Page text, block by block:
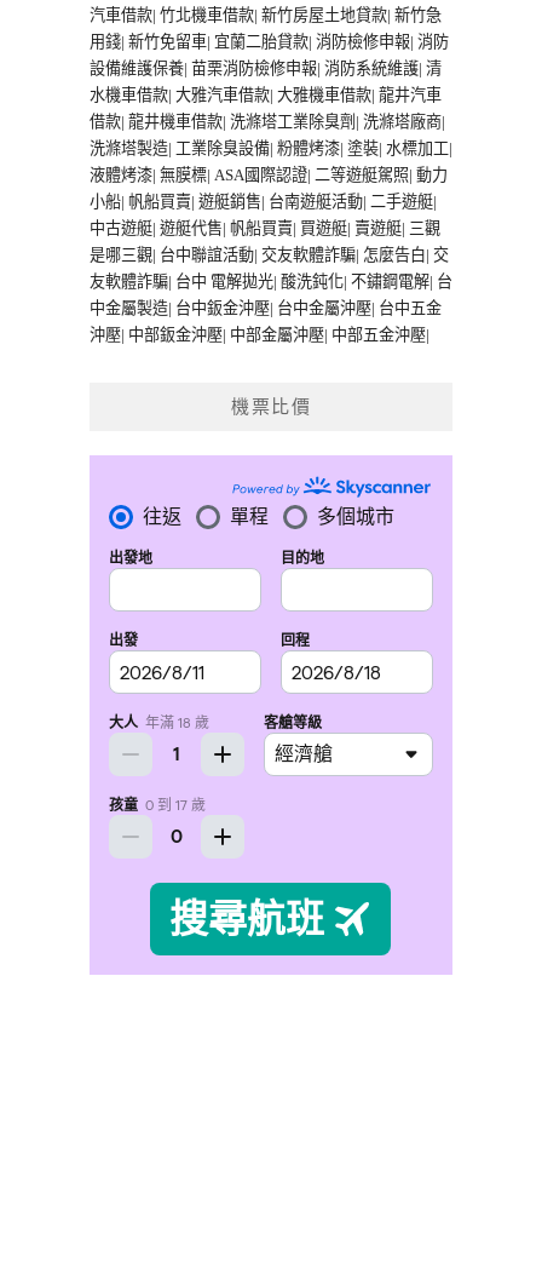
汽車借款| 竹北機車借款| 新竹房屋土地貸款| 新竹急
用錢| 新竹免留車| 宜蘭二胎貸款| 消防檢修申報| 消防
設備維護保養| 苗栗消防檢修申報| 消防系統維護| 清
水機車借款| 大雅汽車借款| 大雅機車借款| 龍井汽車
借款| 龍井機車借款| 洗滌塔工業除臭劑 | 洗滌塔廠商|
洗滌塔製造| 工業除臭設備| 粉體烤漆| 塗裝| 水標加工|
液體烤漆| 無膜標| ASA國際認證| 二等遊艇駕照| 動力
小船| 帆船買賣| 遊艇銷售| 台南遊艇活動| 二手遊艇|
中古遊艇| 遊艇代售| 帆船買賣| 買遊艇| 賣遊艇| 三觀
是哪三觀| 台中聯誼活動| 交友軟體詐騙| 怎麼告白| 交
友軟體詐騙| 台中 電解拋光| 酸洗鈍化| 不鏽鋼電解| 台
中金屬製造| 台中鈑金沖壓| 台中金屬沖壓| 台中五金
沖壓| 中部鈑金沖壓| 中部金屬沖壓| 中部五金沖壓|
機票比價